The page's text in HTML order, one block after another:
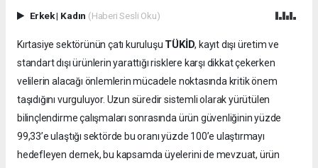
Erkek| Kadın (Haberi Sesli Oku)
Kırtasiye sektörünün çatı kuruluşu TÜKİD, kayıt dışı üretim ve
standart dışı ürünlerin yarattığı risklere karşı dikkat çekerken
velilerin alacağı önlemlerin mücadele noktasında kritik önem
taşıdığını vurguluyor. Uzun süredir sistemli olarak yürütülen
bilinçlendirme çalışmaları sonrasında ürün güvenliğinin yüzde
99,33’e ulaştığı sektörde bu oranı yüzde 100’e ulaştırmayı
hedefleyen dernek, bu kapsamda üyelerini de mevzuat, ürün